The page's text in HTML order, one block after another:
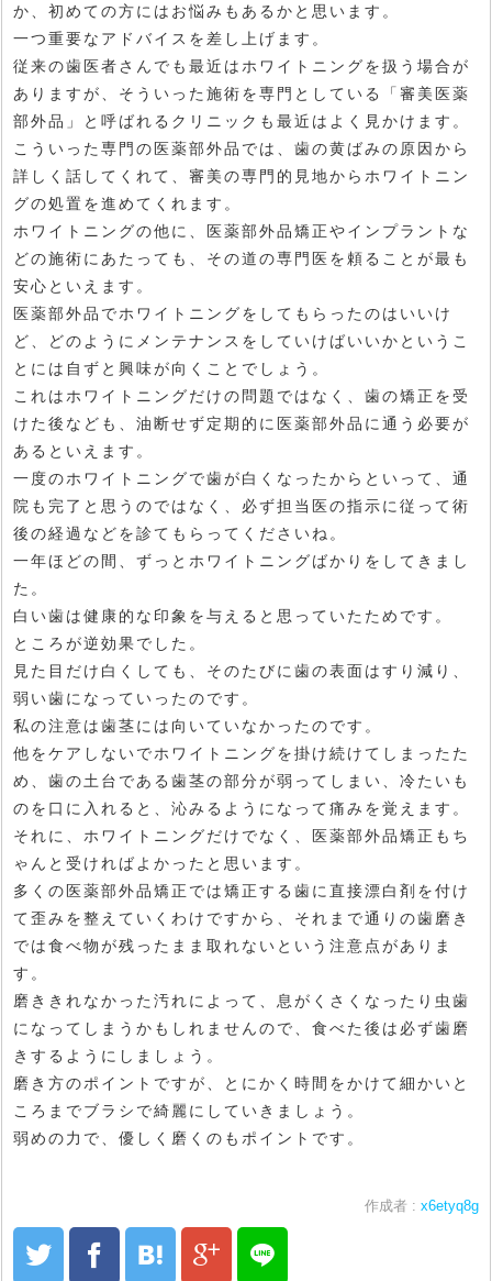
か、初めての方にはお悩みもあるかと思います。
一つ重要なアドバイスを差し上げます。
従来の歯医者さんでも最近はホワイトニングを扱う場合が
ありますが、そういった施術を専門としている「審美医薬
部外品」と呼ばれるクリニックも最近はよく見かけます。
こういった専門の医薬部外品では、歯の黄ばみの原因から
詳しく話してくれて、審美の専門的見地からホワイトニン
グの処置を進めてくれます。
ホワイトニングの他に、医薬部外品矯正やインプラントな
どの施術にあたっても、その道の専門医を頼ることが最も
安心といえます。
医薬部外品でホワイトニングをしてもらったのはいいけ
ど、どのようにメンテナンスをしていけばいいかというこ
とには自ずと興味が向くことでしょう。
これはホワイトニングだけの問題ではなく、歯の矯正を受
けた後なども、油断せず定期的に医薬部外品に通う必要が
あるといえます。
一度のホワイトニングで歯が白くなったからといって、通
院も完了と思うのではなく、必ず担当医の指示に従って術
後の経過などを診てもらってくださいね。
一年ほどの間、ずっとホワイトニングばかりをしてきまし
た。
白い歯は健康的な印象を与えると思っていたためです。
ところが逆効果でした。
見た目だけ白くしても、そのたびに歯の表面はすり減り、
弱い歯になっていったのです。
私の注意は歯茎には向いていなかったのです。
他をケアしないでホワイトニングを掛け続けてしまったた
め、歯の土台である歯茎の部分が弱ってしまい、冷たいも
のを口に入れると、沁みるようになって痛みを覚えます。
それに、ホワイトニングだけでなく、医薬部外品矯正もち
ゃんと受ければよかったと思います。
多くの医薬部外品矯正では矯正する歯に直接漂白剤を付け
て歪みを整えていくわけですから、それまで通りの歯磨き
では食べ物が残ったまま取れないという注意点がありま
す。
磨ききれなかった汚れによって、息がくさくなったり虫歯
になってしまうかもしれませんので、食べた後は必ず歯磨
きするようにしましょう。
磨き方のポイントですが、とにかく時間をかけて細かいと
ころまでブラシで綺麗にしていきましょう。
弱めの力で、優しく磨くのもポイントです。
作成者 : x6etyq8g